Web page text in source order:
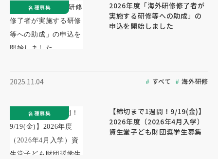
2026年度「海外研修修了者が
実施する研修等への助成」の
申込を開始しました
2025.11.04 すべて 海外研修
各種募集
【締切まで1週間！9/19(金)】
2026年度（2026年4月入学）
資生堂子ども財団奨学生募集
各種募集